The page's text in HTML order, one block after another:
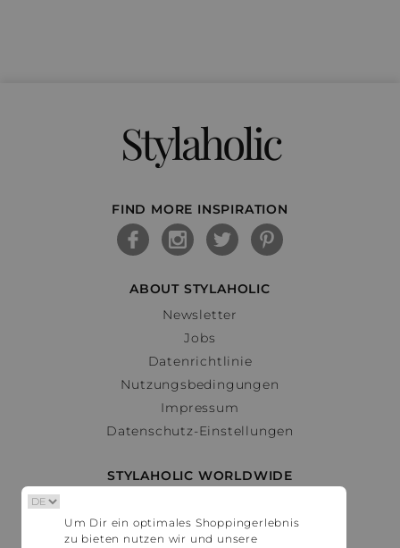
Stylaholic
FIND MORE INSPIRATION
ABOUT STYLAHOLIC
Newsletter
Jobs
Datenrichtlinie
Nutzungsbedingungen
Impressum
Datenschutz-Einstellungen
STYLAHOLIC WORLDWIDE
Österreich
Um Dir ein optimales Shoppingerlebnis
zu bieten nutzen wir und unsere